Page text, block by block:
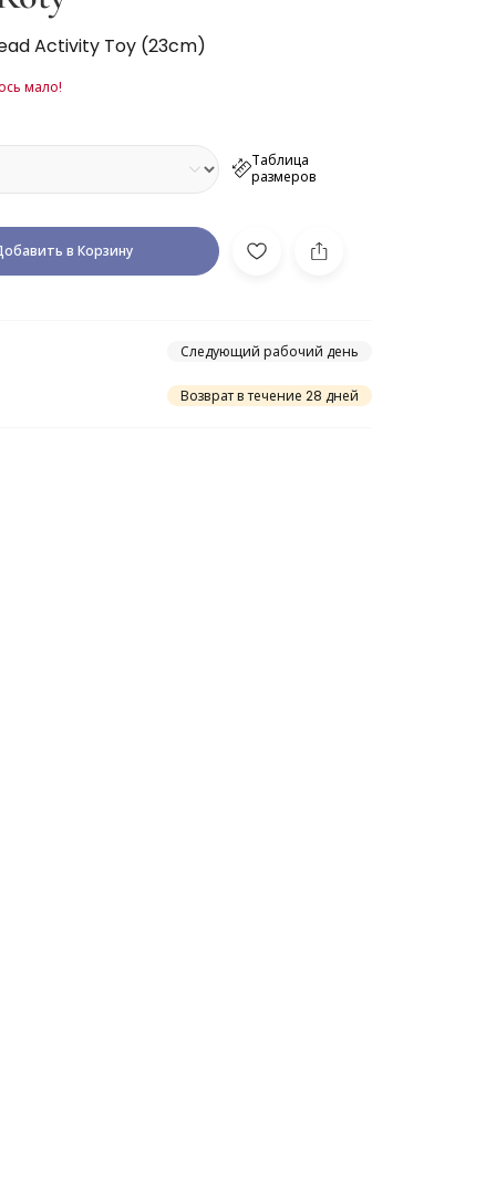
Activity Toy (23cm)
мало!
Таблица
размеров
в Корзину
Следующий рабочий день
Возврат в течение 28 дней